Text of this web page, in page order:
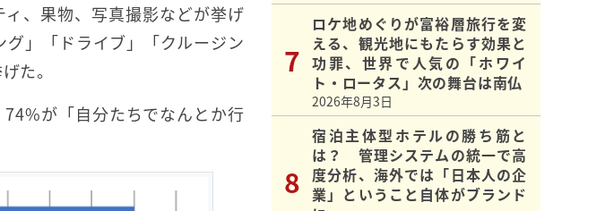
、果物、写真撮影などが挙げ
」「ドライブ」「クルージン
た。
が「自分たちでなんとか行
ロケ地めぐりが富裕層旅行を変
える、観光地にもたらす効果と
功罪、世界で人気の「ホワイ
ト・ロータス」次の舞台は南仏
2026年8月3日
宿泊主体型ホテルの勝ち筋と
は？ 管理システムの統一で高
度分析、海外では「日本人の企
業」ということ自体がブランド